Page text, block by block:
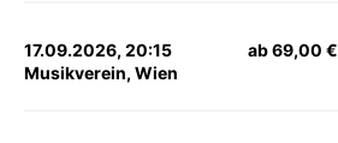
17.09.2026, 20:15
Musikverein, Wien
ab 69,00 €